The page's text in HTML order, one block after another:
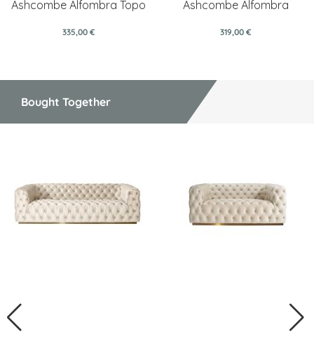
Ashcombe Alfombra Topo
335,00 €
Ashcombe Alfombra
319,00 €
Bought Together